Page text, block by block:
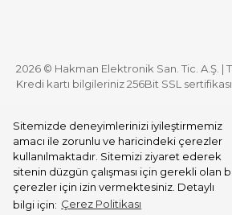
Sitemizde deneyimlerinizi iyileştirmemiz
amacı ile zorunlu ve haricindeki çerezler
kullanılmaktadır. Sitemizi ziyaret ederek
sitenin düzgün çalışması için gerekli olan
çerezler için izin vermektesiniz. Detaylı
bilgi için: Çerez Politikası
2026 © Hakman Elektronik San. Tic. A.Ş. |
Kredi kartı bilgileriniz 256Bit SSL